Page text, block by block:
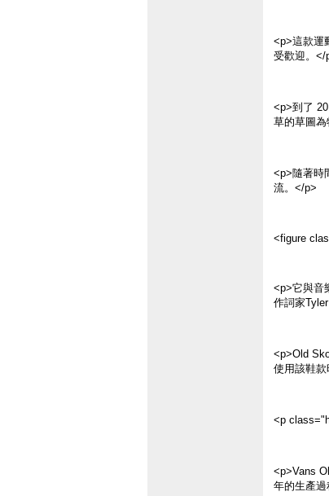
<p>這款運
受歡迎。</
<p>到了
草的草圖
<p>隨著時
流。</p>
<figure
<p>它與音
作詞家
<p>Old
使用該鞋
<p
<p>Vans
年的生產